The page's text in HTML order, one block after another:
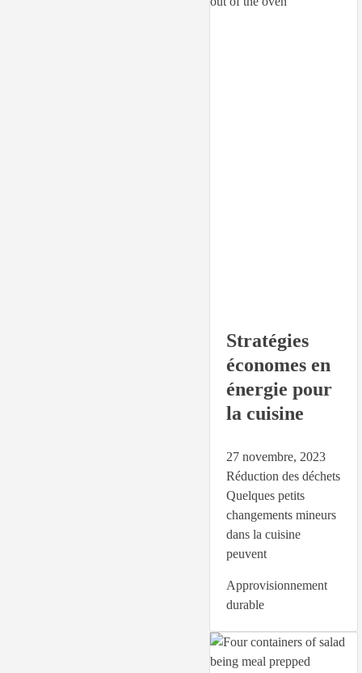
Stratégies
économes en
énergie pour
la cuisine
27 novembre, 2023
Réduction des déchets
Quelques petits
changements mineurs
dans la cuisine
peuvent
Approvisionnement
durable